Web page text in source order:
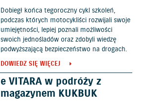
Dobiegł końca tegoroczny cykl szkoleń,
podczas których motocykliści rozwijali swoje
umiejętności, lepiej poznali możliwości
swoich jednośladów oraz zdobyli wiedzę
podwyższającą bezpieczeństwo na drogach.
DOWIEDZ SIĘ WIĘCEJ
e VITARA w podróży z
magazynem KUKBUK